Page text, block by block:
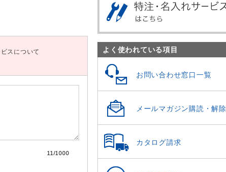
スについて
11/1000
よく使われている項目
お問い合わせ窓口一覧
メールマガジン購読・解除
カタログ請求